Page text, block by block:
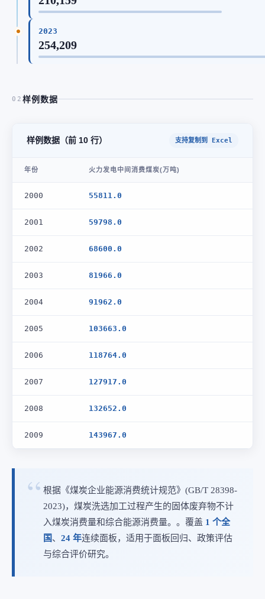
2023
254,209
02 样例数据
样例数据（前 10 行） 支持复制到 Excel
年份 火力发电中间消费煤炭(万吨)
2000 55811.0
2001 59798.0
2002 68600.0
2003 81966.0
2004 91962.0
2005 103663.0
2006 118764.0
2007 127917.0
2008 132652.0
2009 143967.0
根据《煤炭企业能源消费统计规范》(GB/T 28398-
2023)，煤炭洗选加工过程产生的固体废弃物不计
入煤炭消费量和综合能源消费量。。覆盖 1 个全
国、 24 年连续面板，适用于面板回归、政策评估
与综合评价研究。